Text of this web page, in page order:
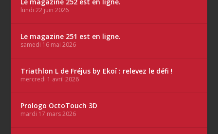
lundi 22 juin 2026
Le magazine 251 est en ligne.
samedi 16 mai 2026
Triathlon L de Fréjus by Ekoï : relevez le défi !
mercredi 1 avril 2026
Prologo OctoTouch 3D
mardi 17 mars 2026